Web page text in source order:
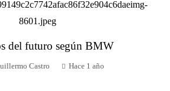
del futuro según BMW
Castro Hace 1 año